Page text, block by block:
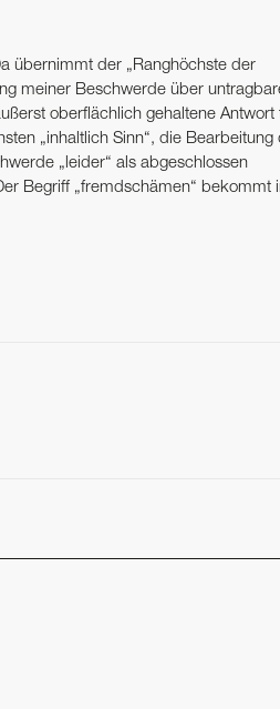
übernimmt der „Ranghöchste der
meiner Beschwerde über
oberflächlich gehaltene Antwort
„inhaltlich Sinn“, die Bearbeitung
„leider“ als abgeschlossen
Begriff „fremdschämen“ bekommt